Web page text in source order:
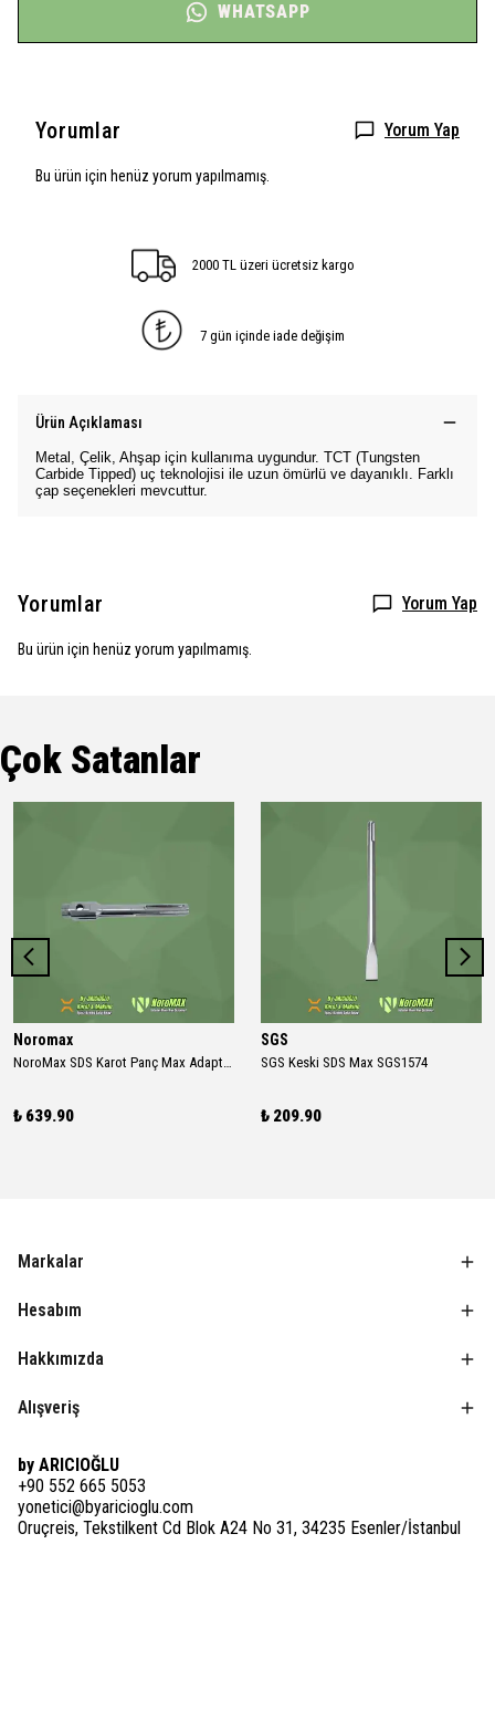
WHATSAPP
Yorumlar Yorum Yap
Bu ürün için henüz yorum yapılmamış.
2000 TL üzeri ücretsiz kargo
7 gün içinde iade değişim
Ürün Açıklaması
Metal, Çelik, Ahşap için kullanıma uygundur. TCT (Tungsten
Carbide Tipped) uç teknolojisi ile uzun ömürlü ve dayanıklı. Farklı
çap seçenekleri mevcuttur.
Yorumlar Yorum Yap
Bu ürün için henüz yorum yapılmamış.
Çok Satanlar
Noromax
NoroMax SDS Karot Panç Max Adaptör
₺ 639.90
SGS
SGS Keski SDS Max SGS1574
₺ 209.90
Markalar
Hesabım
Hakkımızda
Alışveriş
by ARICIOĞLU
+90 552 665 5053
yonetici@byaricioglu.com
Oruçreis, Tekstilkent Cd Blok A24 No 31, 34235 Esenler/İstanbul